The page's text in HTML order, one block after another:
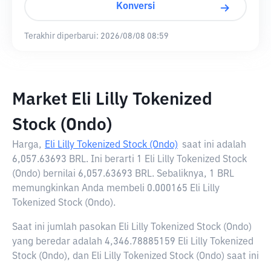
Konversi
Terakhir diperbarui: 2026/08/08 08:59
Market Eli Lilly Tokenized
Stock (Ondo)
Harga, Eli Lilly Tokenized Stock (Ondo) saat ini adalah
6,057.63693 BRL. Ini berarti 1 Eli Lilly Tokenized Stock
(Ondo) bernilai 6,057.63693 BRL. Sebaliknya, 1 BRL
memungkinkan Anda membeli 0.000165 Eli Lilly
Tokenized Stock (Ondo).
Saat ini jumlah pasokan Eli Lilly Tokenized Stock (Ondo)
yang beredar adalah 4,346.78885159 Eli Lilly Tokenized
Stock (Ondo), dan Eli Lilly Tokenized Stock (Ondo) saat ini